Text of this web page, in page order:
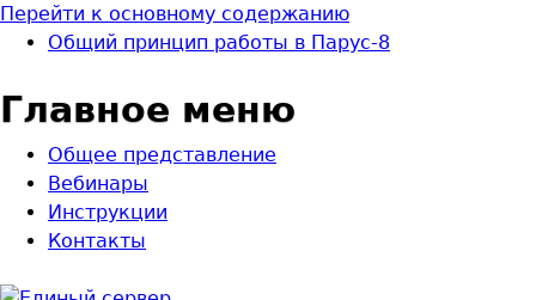
Перейти к основному содержанию
Общий принцип рабoты в Паруc-8
Главное меню
Общее представление
Вебинары
Инструкции
Контакты